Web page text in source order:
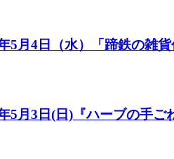
月4日（水）「蹄鉄の雑貨
月3日(日)『ハーブの手ご